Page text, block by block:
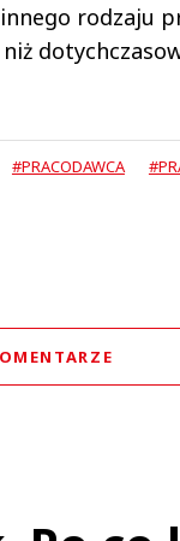
rodzaju
#PRACODAWCA